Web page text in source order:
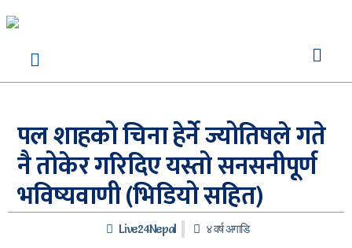
पल शाहको चिना हेर्ने ज्योतिषले गते
नै तोकेर गरिदिए यस्तो सनसनीपूर्ण
भविष्यवाणी (भिडियो सहित)
Live24Nepal ४ वर्ष अगाडि